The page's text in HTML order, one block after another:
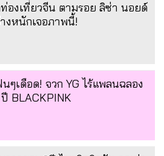
องเที่ยวจีน ตามรอย ลิซ่า นอยด์
งหนักเจอภาพนี้!
นๆเดือด! จวก YG ไร้แพลนฉลอง
BLACKPINK